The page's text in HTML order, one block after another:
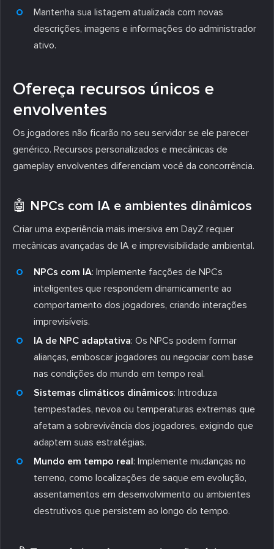
Mantenha sua listagem atualizada com novas
descrições, imagens e informações do administrador
ativo.
Ofereça recursos únicos e
envolventes
Os jogadores não ficarão no seu servidor se ele parecer
genérico. Recursos personalizados e mecânicas de
gameplay envolventes diferenciam você da concorrência.
🤖 NPCs com IA e ambientes dinâmicos
Criar uma experiência mais imersiva em DayZ requer
mecânicas avançadas de IA e imprevisibilidade ambiental.
NPCs com IA: Implemente facções de NPCs
inteligentes que respondem dinamicamente ao
comportamento dos jogadores, criando interações
imprevisíveis.
IA de NPC adaptativa: Os NPCs podem formar
alianças, emboscar jogadores ou negociar com base
nas condições do mundo em tempo real.
Sistemas climáticos dinâmicos: Introduza
tempestades, nevoa ou temperaturas extremas que
afetam a sobrevivência dos jogadores, exigindo que
adaptem suas estratégias.
Mundo em tempo real: Implemente mudanças no
terreno, como localizações de saque em evolução,
assentamentos em desenvolvimento ou ambientes
destrutivos que persistem ao longo do tempo.